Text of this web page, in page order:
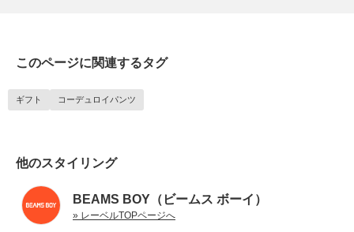
このページに関連するタグ
ギフト コーデュロイパンツ
他のスタイリング
BEAMS BOY（ビームス ボーイ）
» レーベルTOPページへ